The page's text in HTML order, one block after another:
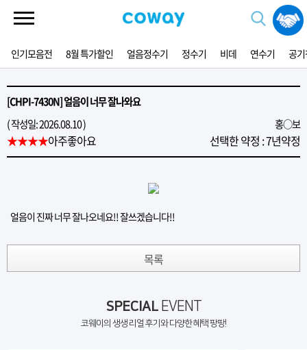
인기모음전 8월 특가할인 얼음정수기 정수기 비데 연수기 공
[CHPI-7430N] 얼음이 너무 잘나와요
( 작성일: 2026.08.10 )
홍○보
★★★★아주좋아요 선택한 약정 : 7년약정
얼음이 진짜 너무 잘나오네요!! 잘쓰겠습니다!!
목록
SPECIALEVENT
코웨이의 생생 리얼 후기와 다양한 혜택 팡팡!